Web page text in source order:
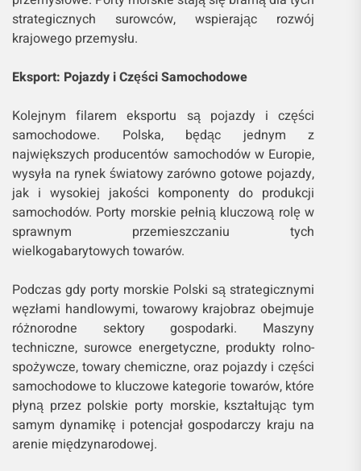
strategicznych surowców, wspierając rozwój
krajowego przemysłu.
Eksport: Pojazdy i Części Samochodowe
Kolejnym filarem eksportu są pojazdy i części
samochodowe. Polska, będąc jednym z
największych producentów samochodów w Europie,
wysyła na rynek światowy zarówno gotowe pojazdy,
jak i wysokiej jakości komponenty do produkcji
samochodów. Porty morskie pełnią kluczową rolę w
sprawnym przemieszczaniu tych
wielkogabarytowych towarów.
Podczas gdy porty morskie Polski są strategicznymi
węzłami handlowymi, towarowy krajobraz obejmuje
różnorodne sektory gospodarki. Maszyny
techniczne, surowce energetyczne, produkty rolno-
spożywcze, towary chemiczne, oraz pojazdy i części
samochodowe to kluczowe kategorie towarów, które
płyną przez polskie porty morskie, kształtując tym
samym dynamikę i potencjał gospodarczy kraju na
arenie międzynarodowej.